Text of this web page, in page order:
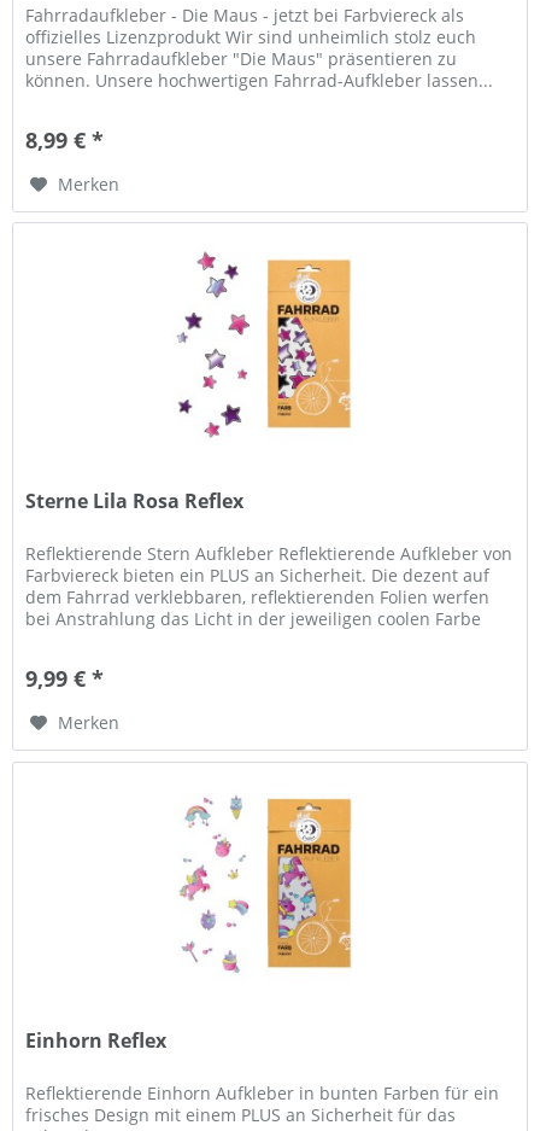
Fahrradaufkleber - Die Maus - jetzt bei Farbviereck als
offizielles Lizenzprodukt Wir sind unheimlich stolz euch
unsere Fahrradaufkleber "Die Maus" präsentieren zu
können. Unsere hochwertigen Fahrrad-Aufkleber lassen...
8,99 € *
Merken
Sterne Lila Rosa Reflex
Reflektierende Stern Aufkleber Reflektierende Aufkleber von
Farbviereck bieten ein PLUS an Sicherheit. Die dezent auf
dem Fahrrad verklebbaren, reflektierenden Folien werfen
bei Anstrahlung das Licht in der jeweiligen coolen Farbe
9,99 € *
Merken
Einhorn Reflex
Reflektierende Einhorn Aufkleber in bunten Farben für ein
frisches Design mit einem PLUS an Sicherheit für das